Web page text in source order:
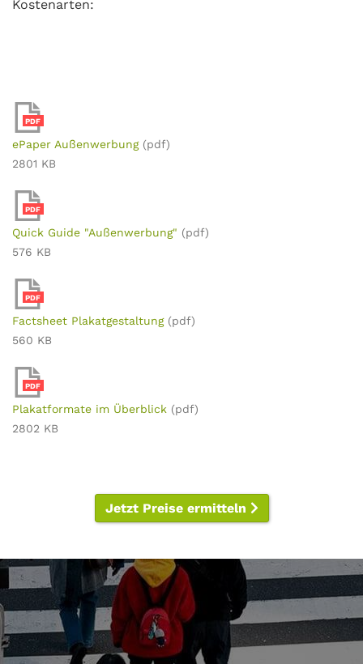
Kostenarten:
PDF
ePaper Außenwerbung (pdf)
2801 KB
PDF
Quick Guide "Außenwerbung" (pdf)
576 KB
PDF
Factsheet Plakatgestaltung (pdf)
560 KB
PDF
Plakatformate im Überblick (pdf)
2802 KB
Jetzt Preise ermitteln